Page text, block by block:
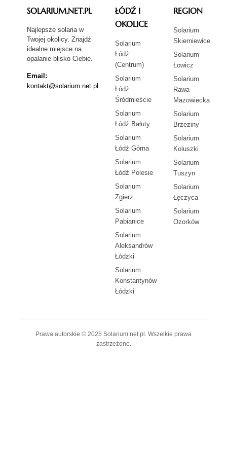
SOLARIUM.NET.PL
Najlepsze solaria w
Twojej okolicy. Znajdź
idealne miejsce na
opalanie blisko Ciebie.
Email:
kontakt@solarium.net.pl
ŁÓDŹ I
OKOLICE
Solarium
Łódź
(Centrum)
Solarium
Łódź
Śródmieście
Solarium
Łódź Bałuty
Solarium
Łódź Górna
Solarium
Łódź Polesie
Solarium
Zgierz
Solarium
Pabianice
Solarium
Aleksandrów
Łódzki
Solarium
Konstantynów
Łódzki
REGION
Solarium
Skierniewice
Solarium
Łowicz
Solarium
Rawa
Mazowiecka
Solarium
Brzeziny
Solarium
Koluszki
Solarium
Tuszyn
Solarium
Łęczyca
Solarium
Ozorków
Prawa autorskie © 2025 Solarium.net.pl. Wszelkie prawa
zastrzeżone.